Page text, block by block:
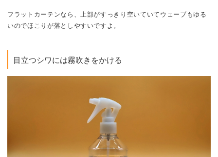
フラットカーテンなら、上部がすっきり空いていてウェーブもゆる
いのでほこりが落としやすいですよ。
目立つシワには霧吹きをかける